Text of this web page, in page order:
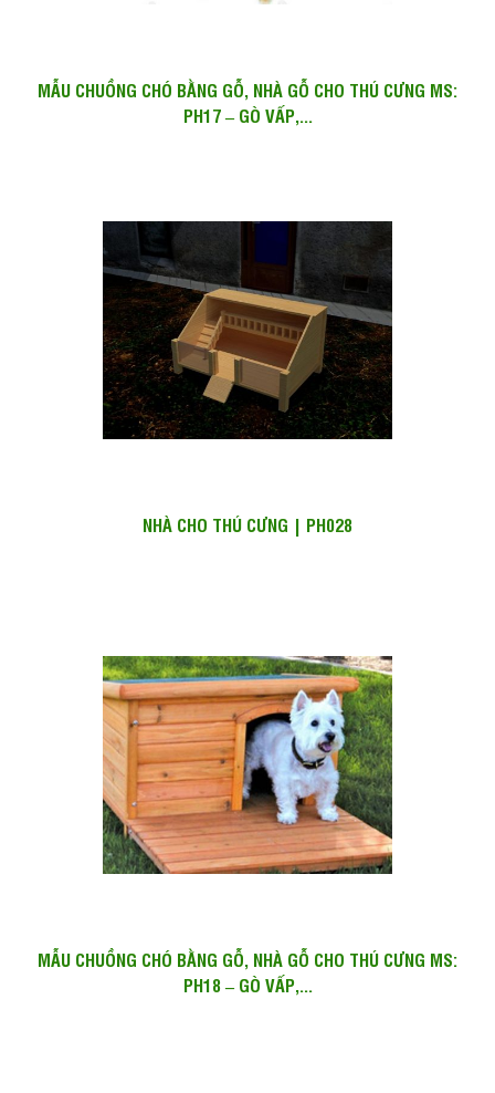
MẪU CHUỒNG CHÓ BẰNG GỖ, NHÀ GỖ CHO THÚ CƯNG MS:
PH17 – GÒ VẤP,...
NHÀ CHO THÚ CƯNG | PH028
MẪU CHUỒNG CHÓ BẰNG GỖ, NHÀ GỖ CHO THÚ CƯNG MS:
PH18 – GÒ VẤP,...